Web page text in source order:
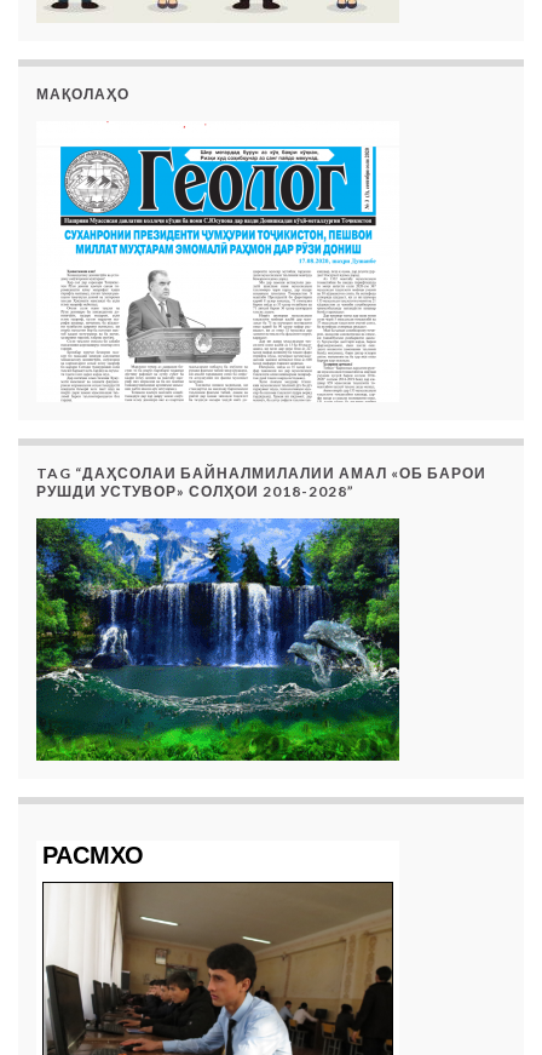
МАҚОЛАҲО
TAG “ДАҲСОЛАИ БАЙНАЛМИЛАЛИИ АМАЛ «ОБ БАРОИ
РУШДИ УСТУВОР» СОЛҲОИ 2018-2028”
РАСМХО